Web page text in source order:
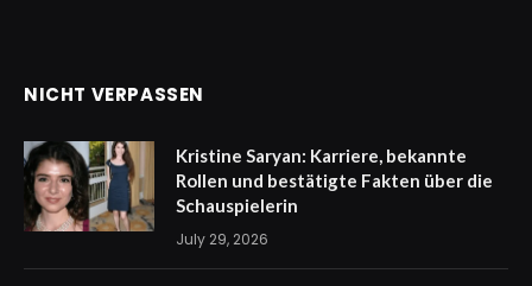
NICHT VERPASSEN
Kristine Saryan: Karriere, bekannte
Rollen und bestätigte Fakten über die
Schauspielerin
July 29, 2026